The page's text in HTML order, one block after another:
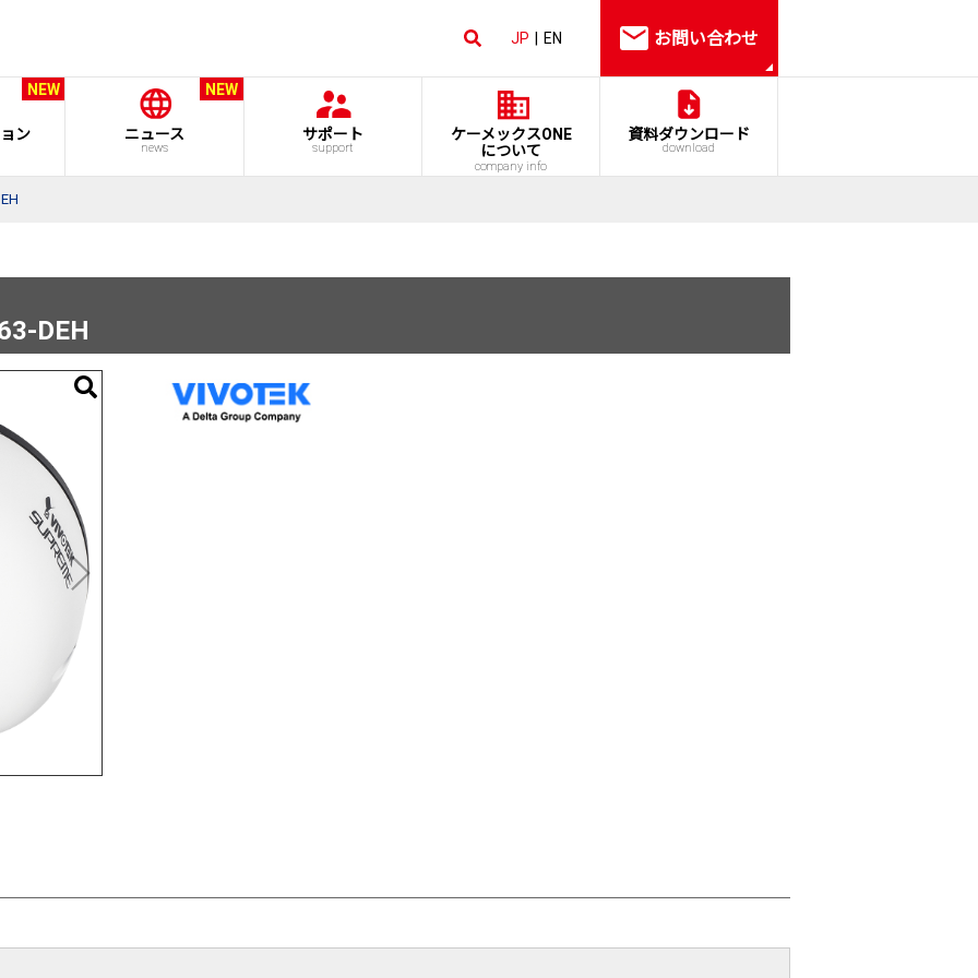
JP EN お問い合わせ
ン
NEW
ニュース
news
NEW
サポート
support
ケーメックスONE
について
company info
資料ダウンロード
download
DEH